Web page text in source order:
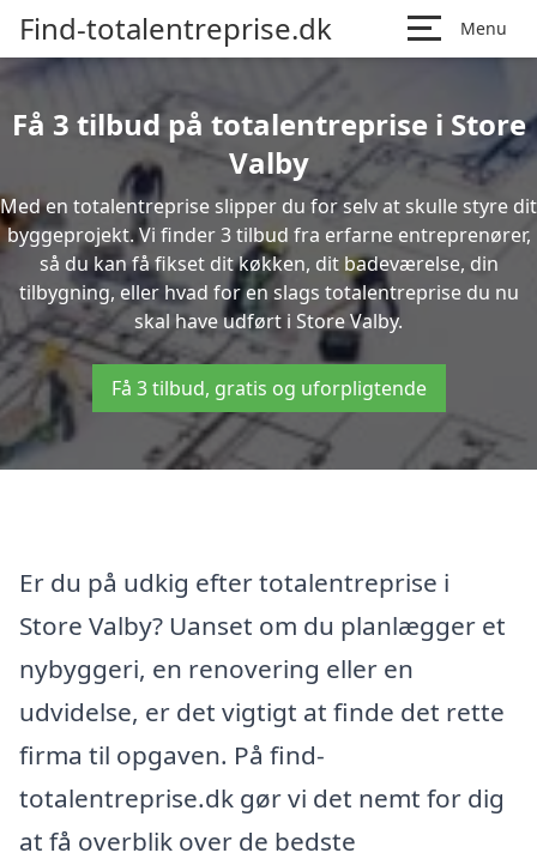
Find-totalentreprise.dk Menu
Få 3 tilbud på totalentreprise i Store
Valby
Med en totalentreprise slipper du for selv at skulle styre dit
byggeprojekt. Vi finder 3 tilbud fra erfarne entreprenører,
så du kan få fikset dit køkken, dit badeværelse, din
tilbygning, eller hvad for en slags totalentreprise du nu
skal have udført i Store Valby.
Få 3 tilbud, gratis og uforpligtende
Er du på udkig efter totalentreprise i
Store Valby? Uanset om du planlægger et
nybyggeri, en renovering eller en
udvidelse, er det vigtigt at finde det rette
firma til opgaven. På find-
totalentreprise.dk gør vi det nemt for dig
at få overblik over de bedste